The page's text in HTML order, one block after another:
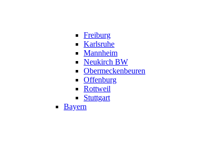
Freiburg
Karlsruhe
Mannheim
Neukirch BW
Obermeckenbeuren
Offenburg
Rottweil
Stuttgart
Bayern